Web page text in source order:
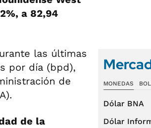
a 82,94
las últimas
por día (bpd),
de
de la
MONEDAS
Dólar BNA
Dólar